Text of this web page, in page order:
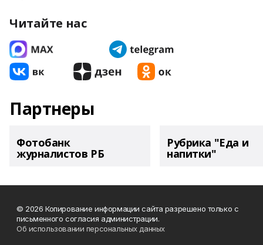
Читайте нас
Партнеры
Фотобанк
журналистов РБ
Рубрика "Еда и
напитки"
© 2026 Копирование информации сайта разрешено только с
письменного согласия администрации.
Об использовании персональных данных